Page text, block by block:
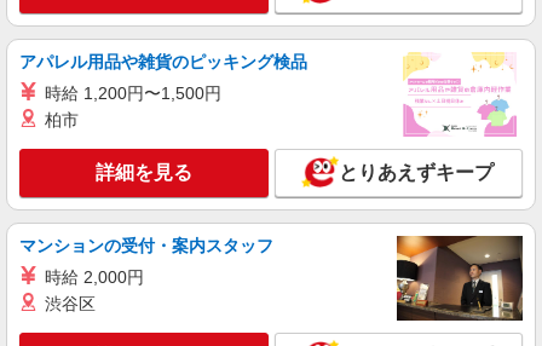
りなど/高崎駅
時給1500円〜2125円 ＜日払い有/週払い有/交
通費全支給(ガソリン代含む)＞
高崎市◎車通勤OK
キープ 詳細を見る
派遣社員
（株）ウィルオブ・ワークCW 高崎支店/ms100101
高齢者向けマンションstaff
時給1350円 ◆前払い・日払い・週払いOK
アパレル用品や雑貨のピッキング検品
時給 1,200円〜1,500円
柏市
詳細を見る とりあえずキープ
マンションの受付・案内スタッフ
時給 2,000円
渋谷区